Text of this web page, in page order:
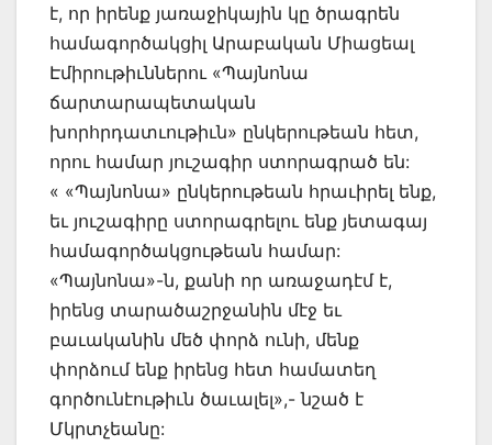
է, որ իրենք յառաջիկային կը ծրագրեն
համագործակցիլ Արաբական Միացեալ
Էմիրութիւններու «Պայնոնա
ճարտարապետական
խորհրդատւութիւն» ընկերութեան հետ,
որու համար յուշագիր ստորագրած են:
« «Պայնոնա» ընկերութեան հրաւիրել ենք,
եւ յուշագիրը ստորագրելու ենք յետագայ
համագործակցութեան համար:
«Պայնոնա»-ն, քանի որ առաջադէմ է,
իրենց տարածաշրջանին մէջ եւ
բաւականին մեծ փորձ ունի, մենք
փորձում ենք իրենց հետ համատեղ
գործունէութիւն ծաւալել»,- նշած է
Մկրտչեանը: